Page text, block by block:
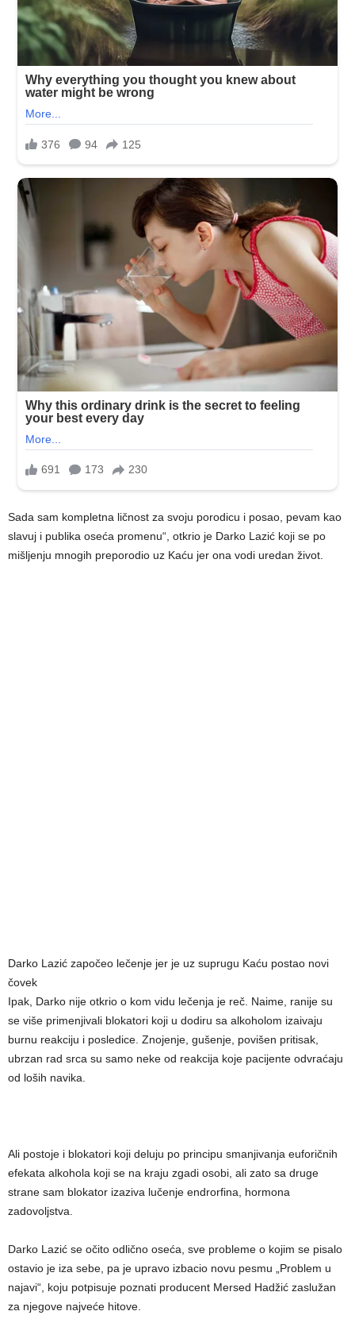
Sada sam kompletna ličnost za svoju porodicu i posao, pevam kao
slavuj i publika oseća promenu“, otkrio je Darko Lazić koji se po
mišljenju mnogih preporodio uz Kaću jer ona vodi uredan život.
Darko Lazić započeo lečenje jer je uz suprugu Kaću postao novi
čovek
Ipak, Darko nije otkrio o kom vidu lečenja je reč. Naime, ranije su
se više primenjivali blokatori koji u dodiru sa alkoholom izaivaju
burnu reakciju i posledice. Znojenje, gušenje, povišen pritisak,
ubrzan rad srca su samo neke od reakcija koje pacijente odvraćaju
od loših navika.
Ali postoje i blokatori koji deluju po principu smanjivanja euforičnih
efekata alkohola koji se na kraju zgadi osobi, ali zato sa druge
strane sam blokator izaziva lučenje endrorfina, hormona
zadovoljstva.
Darko Lazić se očito odlično oseća, sve probleme o kojim se pisalo
ostavio je iza sebe, pa je upravo izbacio novu pesmu „Problem u
najavi“, koju potpisuje poznati producent Mersed Hadžić zaslužan
za njegove najveće hitove.